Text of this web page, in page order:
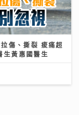
傷、撕裂 痠痛超
生黃惠國醫生
長壽年代